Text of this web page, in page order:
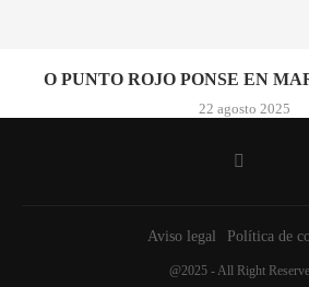
O PUNTO ROJO PONSE EN
22 agosto 2025
Aviso legal Política de
@2025 - All Right